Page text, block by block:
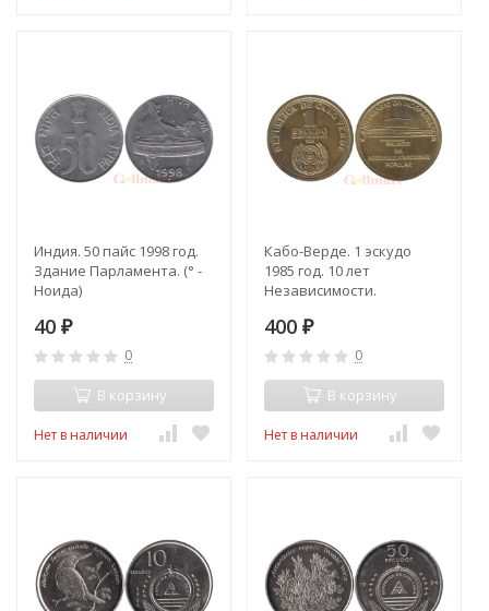
Индия. 50 пайс 1998 год.
Здание Парламента. (° -
Ноида)
40 ₽
0
В корзину
Нет в наличии
Кабо-Верде. 1 эскудо
1985 год. 10 лет
Независимости.
400 ₽
0
В корзину
Нет в наличии